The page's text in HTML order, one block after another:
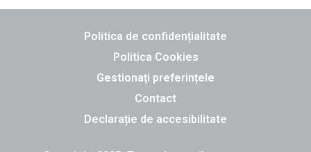
Politica de confidențialitate
Politica Cookies
Gestionați preferințele
Contact
Declarație de accesibilitate